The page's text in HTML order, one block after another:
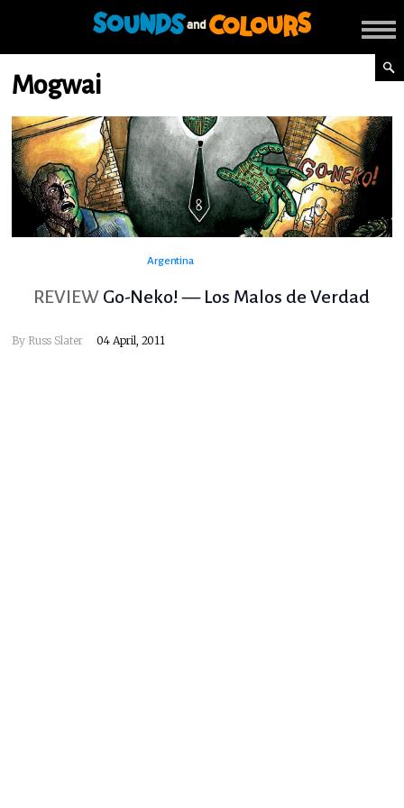
Mogwai
Argentina
REVIEW Go-Neko! — Los Malos de Verdad
By Russ Slater 04 April, 2011